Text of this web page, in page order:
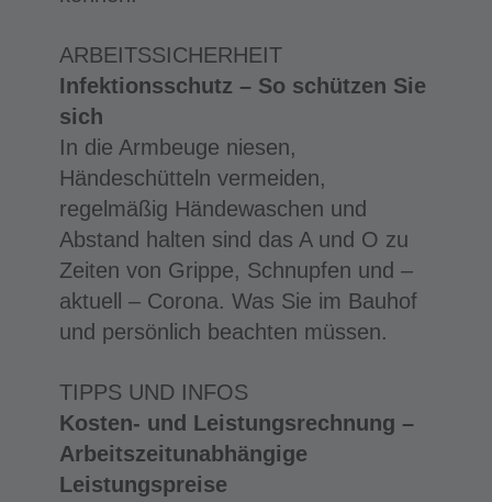
ARBEITSSICHERHEIT
Infektionsschutz – So schützen Sie
sich
In die Armbeuge niesen,
Händeschütteln vermeiden,
regelmäßig Händewaschen und
Abstand halten sind das A und O zu
Zeiten von Grippe, Schnupfen und –
aktuell – Corona. Was Sie im Bauhof
und persönlich beachten müssen.
TIPPS UND INFOS
Kosten- und Leistungsrechnung –
Arbeitszeitunabhängige
Leistungspreise